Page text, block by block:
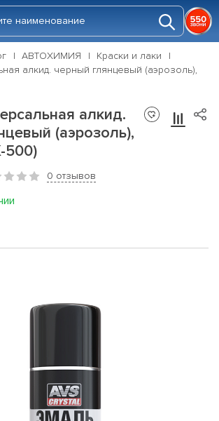
АВТОХИМИЯ
Краски и лаки
алкид. черный глянцевый (аэрозоль),
алкид.
(аэрозоль),
500)
0 отзывов